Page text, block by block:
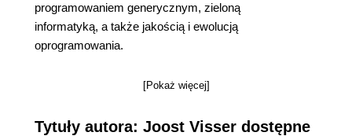
programowaniem generycznym, zieloną
informatyką, a także jakością i ewolucją
oprogramowania.
[Pokaż więcej]
Tytuły autora: Joost Visser dostępne